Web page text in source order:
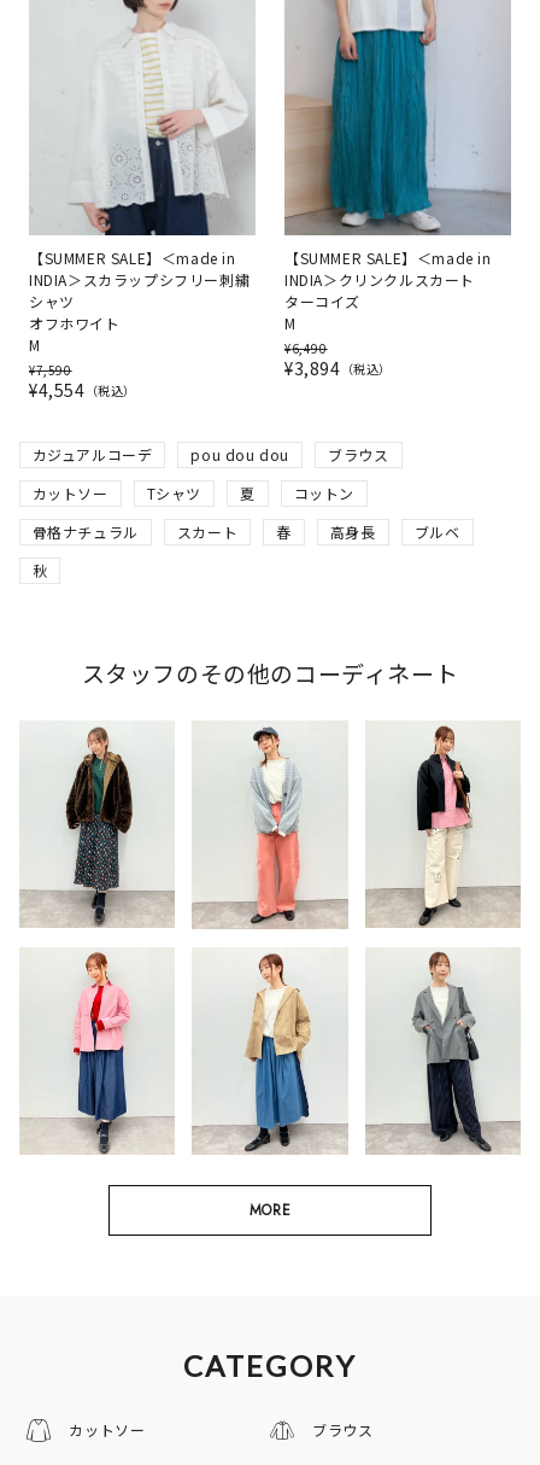
【SUMMER SALE】＜made in
INDIA＞スカラップシフリー刺繍
シャツ
オフホワイト
M
¥7,590
¥4,554 税込
【SUMMER SALE】＜made in
INDIA＞クリンクルスカート
ターコイズ
M
¥6,490
¥3,894 税込
カジュアルコーデ pou dou dou
ブラウス
カットソー
Tシャツ 夏
コットン
骨格ナチュラル
スカート 春 高身長
ブルベ
秋
スタッフのその他のコーディネート
MORE
CATEGORY
カットソー ブラウス